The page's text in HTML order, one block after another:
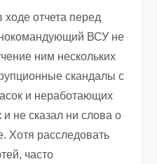
отчета перед
ВСУ не
ним нескольких
скандалы с
и неработающих
не сказал ни слова о
Хотя расследовать
часто